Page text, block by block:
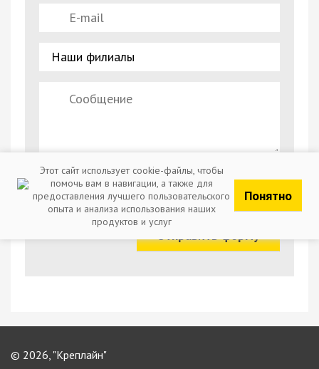
Отправляя заявку, вы соглашаетесь с обработкой
персональных данных
Отправить форму
© 2026, "Креплайн"
Этот сайт использует cookie-файлы, чтобы
помочь вам в навигации, а также для
предоставления лучшего пользовательского
опыта и анализа использования наших
продуктов и услуг
Понятно